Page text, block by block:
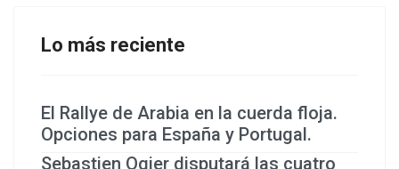
Lo más reciente
El Rallye de Arabia en la cuerda floja.
Opciones para España y Portugal.
Sebastien Ogier disputará las cuatro